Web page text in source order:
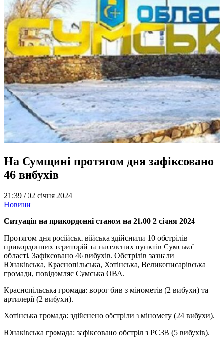
На Сумщині протягом дня зафіксовано
46 вибухів
21:39 /02 січня 2024
Новини
Ситуація на прикордонні станом на 21.00 2 січня 2024
Протягом дня російські війська здійснили 10 обстрілів
прикордонних територій та населених пунктів Сумської
області. Зафіксовано 46 вибухів. Обстрілів зазнали
Юнаківська, Краснопільська, Хотінська, Великописарівська
громади, повідомляє Сумська ОВА.
Краснопільська громада: ворог бив з мінометів (2 вибухи) та
артилерії (2 вибухи).
Хотінська громада: здійснено обстріли з міномету (24 вибухи).
Юнаківська громада: зафіксовано обстріл з РСЗВ (5 вибухів).